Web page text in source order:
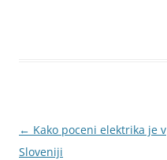
Krmarjenje
po
← Kako poceni elektrika je v
Sloveniji